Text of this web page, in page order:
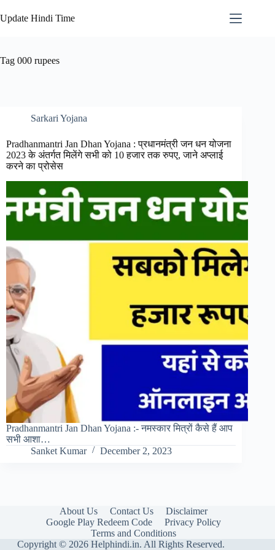
to
content
Update Hindi Time
Tag 000 rupees
Sarkari Yojana
Pradhanmantri Jan Dhan Yojana : प्रधानमंत्री जन धन योजना
2023 के अंतर्गत मिलेंगे सभी को 10 हजार तक रुपए, जाने अप्लाई
करने का प्रोसेस
Pradhanmantri Jan Dhan Yojana :- नमस्कार मित्रों कैसे हैं आप
सभी आशा…
Sanket Kumar
December 2, 2023
About Us Contact Us
Disclaimer
Google Play Redeem Code
Privacy Policy
Terms and Conditions
Copyright © 2026 Helphindi.in. All Rights Reserved.